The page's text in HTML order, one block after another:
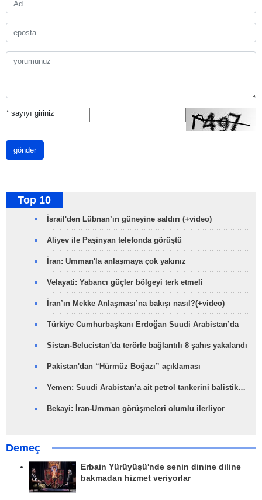
*sayıyı giriniz
gönder
Top 10
İsrail'den Lübnan’ın güneyine saldırı (+video)
Aliyev ile Paşinyan telefonda görüştü
İran: Umman'la anlaşmaya çok yakınız
Velayati: Yabancı güçler bölgeyi terk etmeli
İran’ın Mekke Anlaşması’na bakışı nasıl?(+video)
Türkiye Cumhurbaşkanı Erdoğan Suudi Arabistan’da
Sistan-Belucistan'da terörle bağlantılı 8 şahıs yakalandı
Pakistan'dan “Hürmüz Boğazı” açıklaması
Yemen: Suudi Arabistan’a ait petrol tankerini balistik…
Bekayi: İran-Umman görüşmeleri olumlu ilerliyor
Demeç
Erbain Yürüyüşü'nde senin dinine diline
bakmadan hizmet veriyorlar